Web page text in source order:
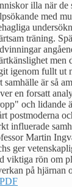
illa när
med
träning.
men
igenom fullt ut
samhälle är så
en forsatt
och lidande
postmoderna
influerade
Martin
ger
viktiga rön om
på hjärnan